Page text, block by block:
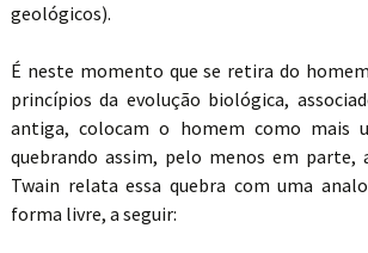
geológicos).
É neste momento que se retira do
princípios da evolução biológica,
antiga, colocam o homem como mais
quebrando assim, pelo menos em
Twain relata essa quebra com uma
forma livre, a seguir: